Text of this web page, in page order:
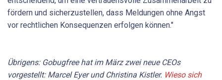
fördern und sicherzustellen, dass Meldungen ohne Angst
vor rechtlichen Konsequenzen erfolgen können."
Übrigens: Gobugfree hat im März zwei neue CEOs
vorgestellt: Marcel Eyer und Christina Kistler. Wieso sich